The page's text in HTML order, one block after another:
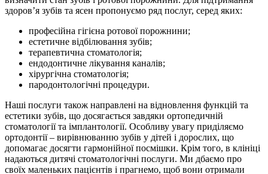
здоров’я зубів та ясен пропонуємо ряд послуг, серед яких:
професійна гігієна ротової порожнини;
естетичне відбілювання зубів;
терапевтична стоматологія;
ендодонтичне лікування каналів;
хірургічна стоматологія;
пародонтологічні процедури.
Наші послуги також направлені на відновлення функцій та
естетики зубів, що досягається завдяки ортопедичній
стоматології та імплантології. Особливу увагу приділяємо
ортодонтії – вирівнюванню зубів у дітей і дорослих, що
допомагає досягти гармонійної посмішки. Крім того, в клініці
надаються дитячі стоматологічні послуги. Ми дбаємо про
своїх маленьких пацієнтів і прагнемо, щоб вони отримали